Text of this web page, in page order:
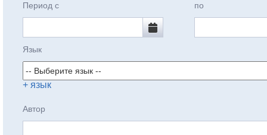
Период с по
Язык
+ язык
Автор